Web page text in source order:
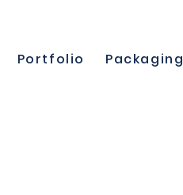
Portfolio Packaging